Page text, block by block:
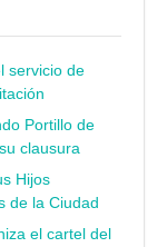
servicio de
Portillo de
clausura
Hijos
de la Ciudad
el cartel del